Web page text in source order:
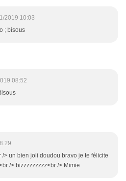
2019 10:03
; bisous
08:52
> un bien joli doudou bravo je te félicite
/> bizzzzzzzzz<br /> Mimie